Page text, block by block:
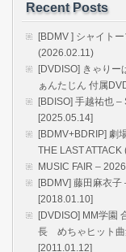
Recent Posts
[BDMV ] シャイト
(2026.02.11)
[DVDISO] きゃりー
ぁんたじん 付属
[BDISO] 手越祐也
[2025.05.14]
[BDMV+BDRIP] 劇
THE LAST ATTACK
MUSIC FAIR –
[BDMV] 藤田麻衣
[2018.01.10]
[DVDISO] MM学園
長 めちゃヒット
[2011.01.12]